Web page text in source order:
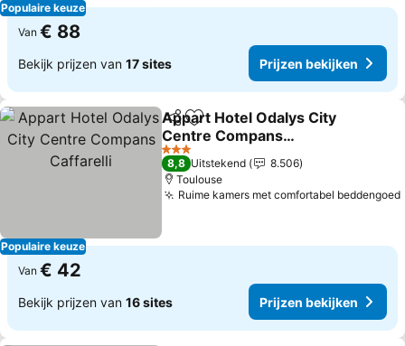
Populaire keuze
Van € 88
Bekijk prijzen van 17 sites Prijzen bekijken
Populaire keuze
DelenToevoegen aan favorieten
Appart Hotel Odalys City
Centre Compans
Caffarelli
3 Sterren
8,8 Uitstekend
8.506
Toulouse
Ruime kamers met comfortabel beddengoed
Van € 42
Bekijk prijzen van 16 sites Prijzen bekijken